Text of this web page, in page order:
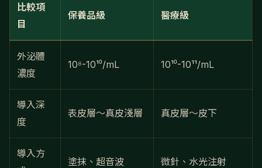
比較項
目
保養品級 醫療級
外泌體
濃度
10⁸-10¹⁰/mL 10¹⁰-10¹¹/mL
導入深
度
表皮層～真皮淺層 真皮層～皮下
導入方
塗抹、超音波 微針、水光注射